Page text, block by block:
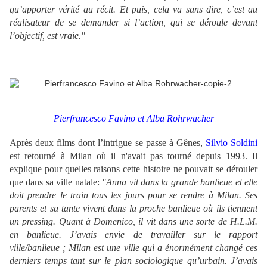
qu’apporter vérité au récit. Et puis, cela va sans dire, c’est au
réalisateur de se demander si l’action, qui se déroule devant
l’objectif, est vraie."
Pierfrancesco Favino et Alba Rohrwacher
Après deux films dont l’intrigue se passe à Gênes, Silvio Soldini
est retourné à Milan où il n'avait pas tourné depuis 1993. Il
explique pour quelles raisons cette histoire ne pouvait se dérouler
que dans sa ville natale: "Anna vit dans la grande banlieue et elle
doit prendre le train tous les jours pour se rendre à Milan. Ses
parents et sa tante vivent dans la proche banlieue où ils tiennent
un pressing. Quant à Domenico, il vit dans une sorte de H.L.M.
en banlieue. J’avais envie de travailler sur le rapport
ville/banlieue ; Milan est une ville qui a énormément changé ces
derniers temps tant sur le plan sociologique qu’urbain. J’avais